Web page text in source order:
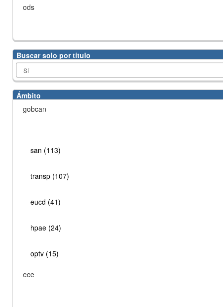
ods
Buscar solo por título
Ámbito
gobcan
san (113)
transp (107)
eucd (41)
hpae (24)
optv (15)
ece